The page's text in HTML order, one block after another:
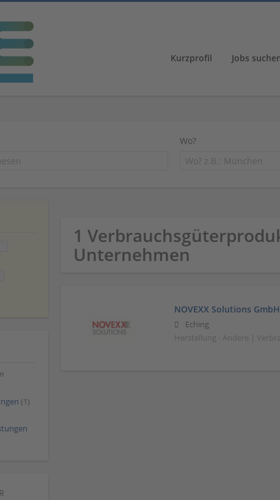
Kurzprofil Jobs
Wo?
1
Unternehmen
NOVEXX Solutions GmbH
Eching
Herstellung - Andere |
(1)